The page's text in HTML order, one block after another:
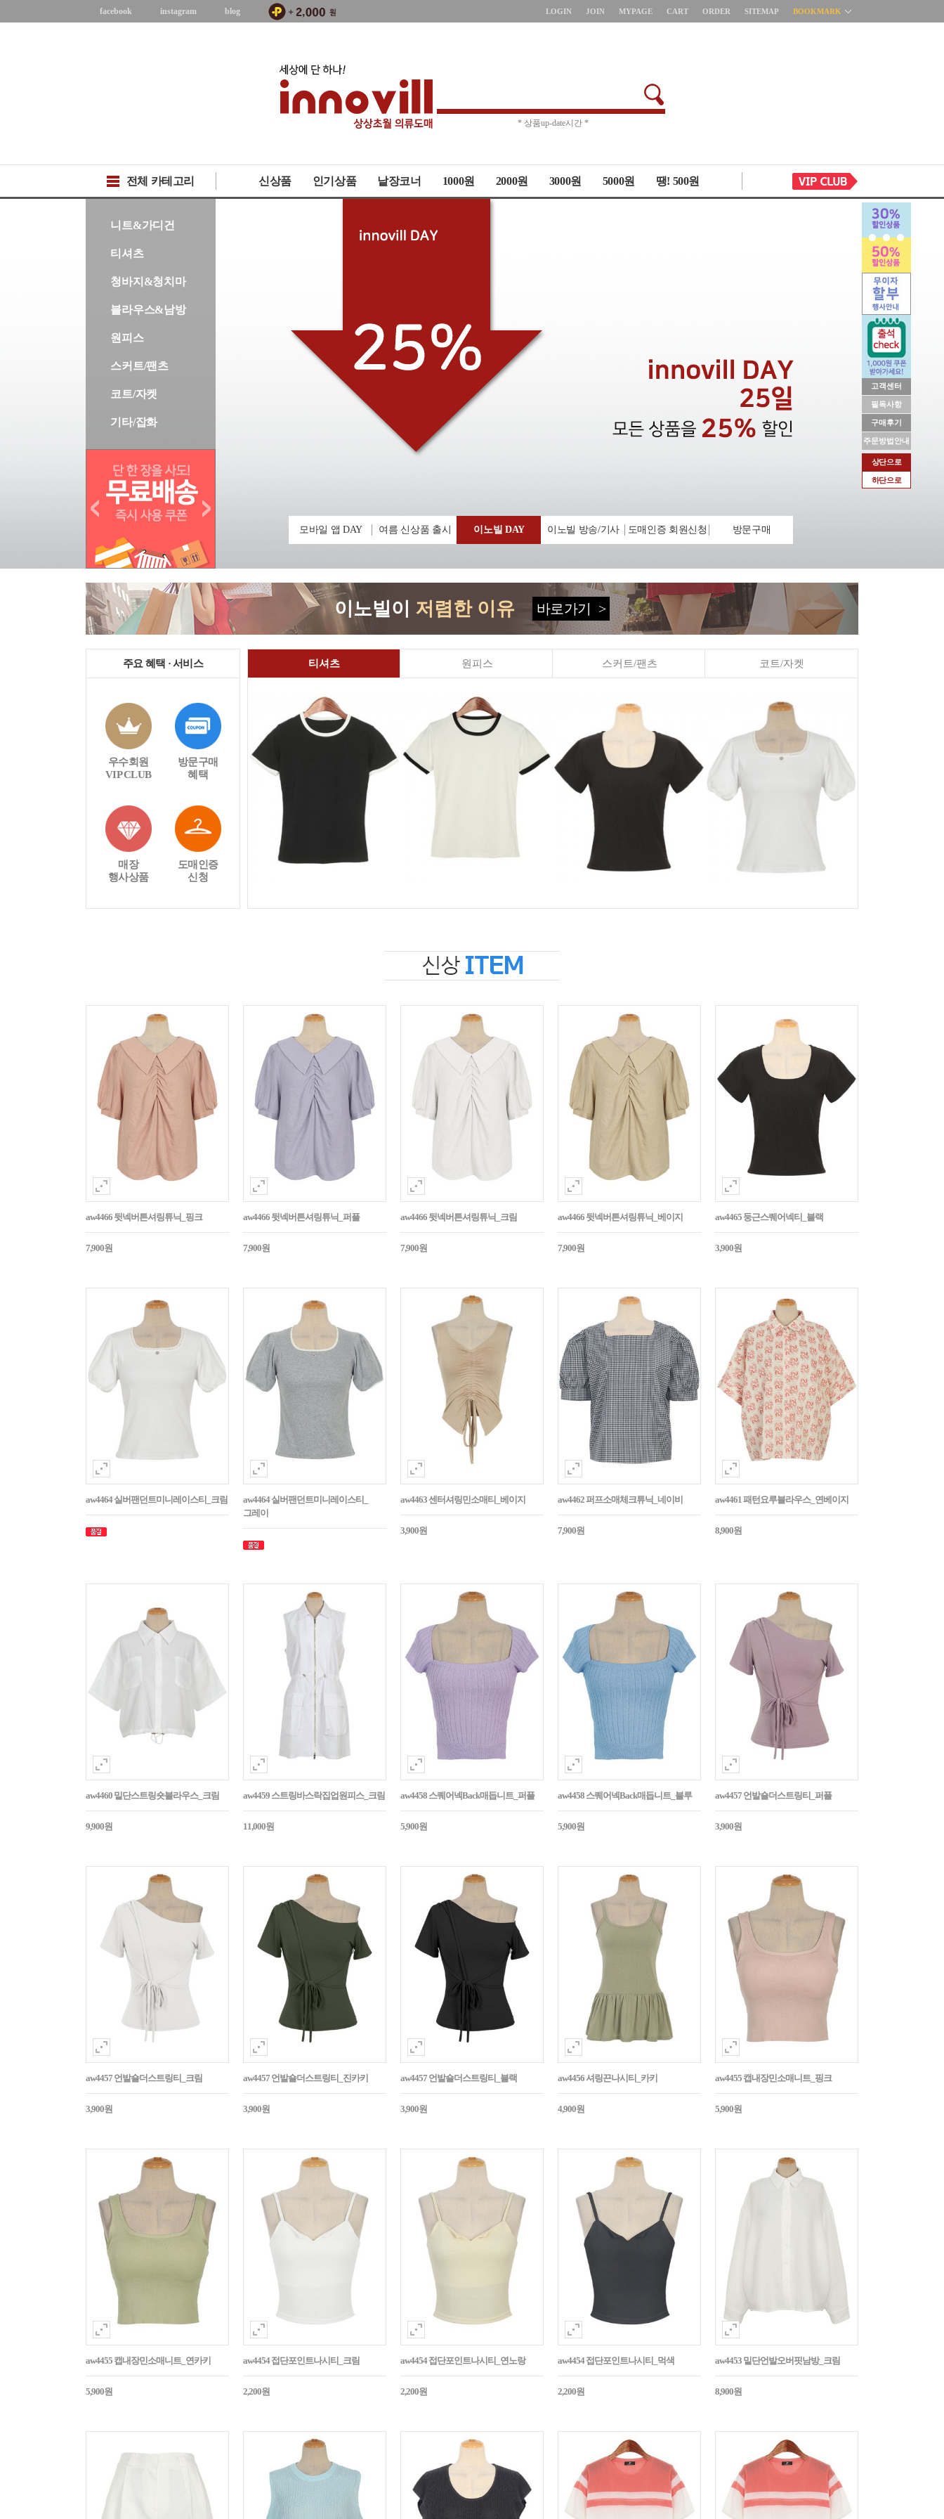
고객센터
필독사항
구매후기
주문방법안내
상단으로
하단으로
facebook instagram blog LOGIN JOIN MYPAGE CART ORDER SITEMAP BOOKMARK
* 주문취소 제한 *
전체 카테고리 신상품 인기상품 낱장코너 1000원 2000원 3000원 5000원 땡! 500원
니트&가디건
티셔츠
청바지&청치마
블라우스&남방
원피스
스커트/팬츠
코트/자켓
기타/잡화
모바일 앱 DAY 여름 신상품 출시 이노빌 DAY 이노빌 방송/기사 도매인증 회원신청 방문구매
이노빌이 저렴한 이유 바로가기 >
주요 혜택 · 서비스
우수회원
VIP CLUB
방문구매
혜택
매장
행사상품
도매인증
신청
티셔츠 원피스 스커트/팬츠 코트/자켓
aw4466 뒷넥버튼셔링튜닉_핑크
7,900원
aw4466 뒷넥버튼셔링튜닉_퍼플
7,900원
aw4466 뒷넥버튼셔링튜닉_크림
7,900원
aw4466 뒷넥버튼셔링튜닉_베이지
7,900원
aw4465 둥근스퀘어넥티_블랙
3,900원
aw4464 실버팬던트미니레이스티_크림
aw4464 실버팬던트미니레이스티_
그레이
aw4463 센터셔링민소매티_베이지
3,900원
aw4462 퍼프소매체크튜닉_네이비
7,900원
aw4461 패턴요루블라우스_연베이지
8,900원
aw4460 밑단스트링숏블라우스_크림
9,900원
aw4459 스트링바스락집업원피스_크림
11,000원
aw4458 스퀘어넥Back매듭니트_퍼플
5,900원
aw4458 스퀘어넥Back매듭니트_블루
5,900원
aw4457 언발숄더스트링티_퍼플
3,900원
aw4457 언발숄더스트링티_크림
3,900원
aw4457 언발숄더스트링티_진카키
3,900원
aw4457 언발숄더스트링티_블랙
3,900원
aw4456 셔링끈나시티_카키
4,900원
aw4455 캡내장민소매니트_핑크
5,900원
aw4455 캡내장민소매니트_연카키
5,900원
aw4454 접단포인트나시티_크림
2,200원
aw4454 접단포인트나시티_연노랑
2,200원
aw4454 접단포인트나시티_먹색
2,200원
aw4453 밑단언발오버핏남방_크림
8,900원